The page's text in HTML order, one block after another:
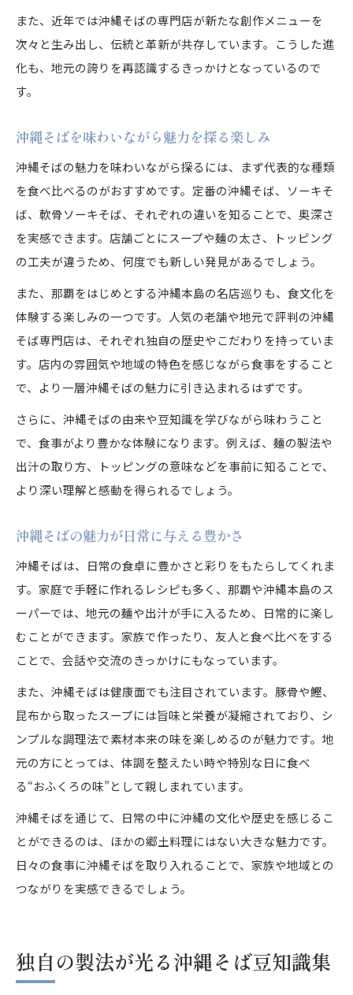
また、近年では沖縄そばの専門店が新たな創作メニューを
次々と生み出し、伝統と革新が共存しています。こうした進
化も、地元の誇りを再認識するきっかけとなっているので
す。
沖縄そばを味わいながら魅力を探る楽しみ
沖縄そばの魅力を味わいながら探るには、まず代表的な種類
を食べ比べるのがおすすめです。定番の沖縄そば、ソーキそ
ば、軟骨ソーキそば、それぞれの違いを知ることで、奥深さ
を実感できます。店舗ごとにスープや麺の太さ、トッピング
の工夫が違うため、何度でも新しい発見があるでしょう。
また、那覇をはじめとする沖縄本島の名店巡りも、食文化を
体験する楽しみの一つです。人気の老舗や地元で評判の沖縄
そば専門店は、それぞれ独自の歴史やこだわりを持っていま
す。店内の雰囲気や地域の特色を感じながら食事をすること
で、より一層沖縄そばの魅力に引き込まれるはずです。
さらに、沖縄そばの由来や豆知識を学びながら味わうこと
で、食事がより豊かな体験になります。例えば、麺の製法や
出汁の取り方、トッピングの意味などを事前に知ることで、
より深い理解と感動を得られるでしょう。
沖縄そばの魅力が日常に与える豊かさ
沖縄そばは、日常の食卓に豊かさと彩りをもたらしてくれま
す。家庭で手軽に作れるレシピも多く、那覇や沖縄本島のス
ーパーでは、地元の麺や出汁が手に入るため、日常的に楽し
むことができます。家族で作ったり、友人と食べ比べをする
ことで、会話や交流のきっかけにもなっています。
また、沖縄そばは健康面でも注目されています。豚骨や鰹、
昆布から取ったスープには旨味と栄養が凝縮されており、シ
ンプルな調理法で素材本来の味を楽しめるのが魅力です。地
元の方にとっては、体調を整えたい時や特別な日に食べ
る“おふくろの味”として親しまれています。
沖縄そばを通じて、日常の中に沖縄の文化や歴史を感じるこ
とができるのは、ほかの郷土料理にはない大きな魅力です。
日々の食事に沖縄そばを取り入れることで、家族や地域との
つながりを実感できるでしょう。
独自の製法が光る沖縄そば豆知識集